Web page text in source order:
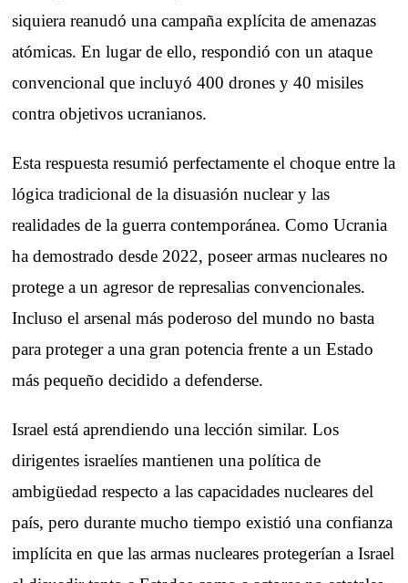
siquiera reanudó una campaña explícita de amenazas
atómicas. En lugar de ello, respondió con un ataque
convencional que incluyó 400 drones y 40 misiles
contra objetivos ucranianos.
Esta respuesta resumió perfectamente el choque entre la
lógica tradicional de la disuasión nuclear y las
realidades de la guerra contemporánea. Como Ucrania
ha demostrado desde 2022, poseer armas nucleares no
protege a un agresor de represalias convencionales.
Incluso el arsenal más poderoso del mundo no basta
para proteger a una gran potencia frente a un Estado
más pequeño decidido a defenderse.
Israel está aprendiendo una lección similar. Los
dirigentes israelíes mantienen una política de
ambigüedad respecto a las capacidades nucleares del
país, pero durante mucho tiempo existió una confianza
implícita en que las armas nucleares protegerían a Israel